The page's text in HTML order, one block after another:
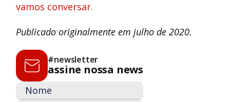
vamos conversar.
Publicado originalmente em julho de 2020.
#newsletter
assine nossa news